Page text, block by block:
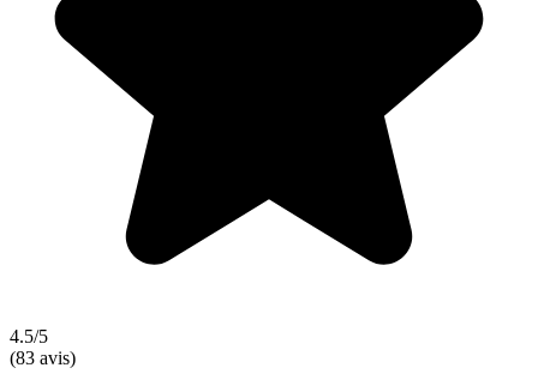
4.5/5
(83 avis)